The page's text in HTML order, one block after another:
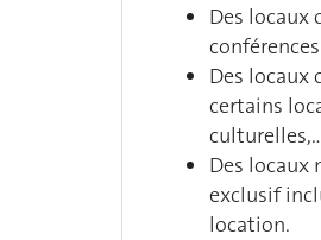
Des locaux
Des locaux
certains
Des locaux
exclusif
location.